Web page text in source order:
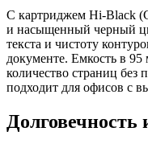
С картриджем Hi-Black
и насыщенный черный
текста и чистоту
документе. Емкость в 95
количество страниц без
подходит для офисов с
Долговечность